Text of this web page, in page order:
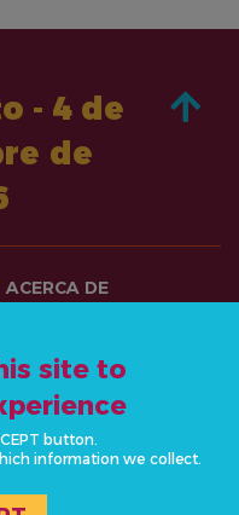
- 4 de
de
ACERCA DE
NOTICIAS Y RECURSOS
RECURSOS
EVENTOS
POLÍTICA DE
site to
button.
information we collect.